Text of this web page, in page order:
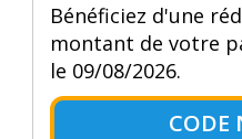
Bénéficiez d'une
montant de votre
le 09/08/2026.
CODE